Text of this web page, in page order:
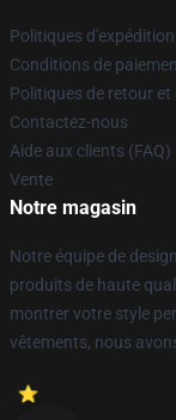
Politiques
Conditions de
Politiques de retour
Contactez-nous
Aide aux clients (FAQ)
Vente
Notre magasin
Notre équipe de
produits de haute
montrer votre style
vêtements, nous